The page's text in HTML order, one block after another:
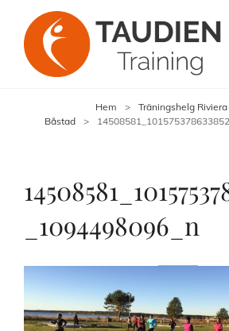
Hem >
Träningshelg Riviera
Båstad
>
_1094498096_n